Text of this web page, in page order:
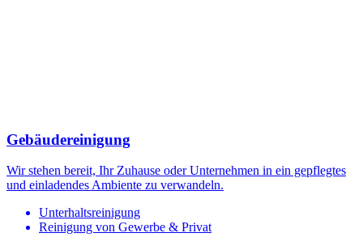
Gebäudereinigung
Wir stehen bereit, Ihr Zuhause oder Unternehmen in ein gepflegtes
und einladendes Ambiente zu verwandeln.
Unterhaltsreinigung
Reinigung von Gewerbe & Privat